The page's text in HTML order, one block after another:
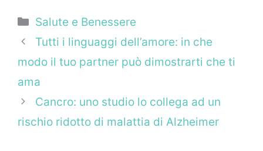
Categorie
Salute e Benessere
Tutti i linguaggi dell’amore: in che
modo il tuo partner può dimostrarti che ti
ama
Cancro: uno studio lo collega ad un
rischio ridotto di malattia di Alzheimer